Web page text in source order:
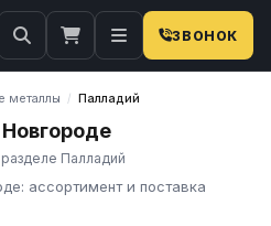
ЗВОНОК
металлы / Палладий
Палладий
ассортимент и поставка
с плотностью 12,02 г/см³